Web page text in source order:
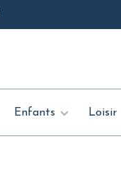
Enfants Loisir